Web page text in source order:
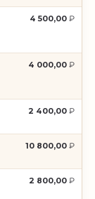
4 500,00
4 000,00
2 400,00
10 800,00
2 800,00